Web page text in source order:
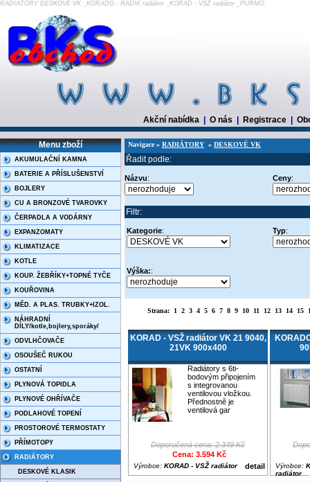
RADIÁTORY DESKOVÉ VK _KORADO - RADIK radiátor _KORAD - VSŽ radiátor _PURMO
Akční nabídka O nás Registrace
Menu zboží
AKUMULAČNÍ KAMNA
BATERIE A PŘÍSLUŠENSTVÍ
BOJLERY
CU A BRONZOVÉ TVAROVKY
ČERPADLA A VODÁRNY
EXPANZOMATY
KLIMATIZACE
KOTLE
KOUP. ŽEBŘÍKY+TOPNÉ TYČE
KOUŘOVINA
MĚD. A PLAS. TRUBKY+IZOL.
NÁHRADNÍ
DÍLY/kotle,bojlery,sporáky/
ODVLHČOVAČE
OSOUŠEČ RUKOU
OSTATNÍ
PLYNOVÁ TOPIDLA
PLYNOVÉ OHŘÍVAČE
PODLAHOVÉ TOPENÍ
PROSTOROVÉ TERMOSTATY
PŘÍMOTOPY
RADIÁTORY
DESKOVÉ KLASIK
Navigace » RADIÁTORY » DESKOVÉ VK
Řadit podle:
Názvu: Ceny:
Filtr:
Kategorie: Typ:
Výška::
Strana: 1 2 3 4 5 6 7 8 9 10 11 12 13 14 15
KORAD - VSŽ radiátor VK 21 9040,
21VK 900x400
Radiátory s 6ti-
bodovým připojením
s integrovanou
ventilovou vložkou.
Přednostně je
ventilová gar
Doporučená cena: 2.349 Kč
Cena: 3.594 Kč
detail
Výrobce: KORAD - VSŽ radiátor Výrobce:
radiátor